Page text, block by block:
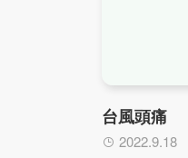
台風頭痛
2022.9.18